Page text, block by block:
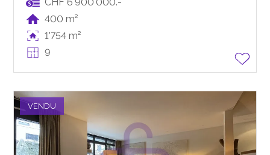
CHF 6'900'000.-
400 m²
1'754 m²
9
VENDU